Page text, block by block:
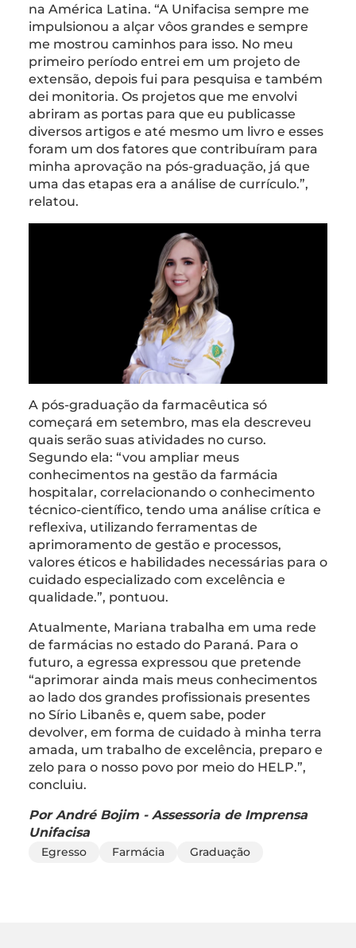
na América Latina. “A Unifacisa sempre me
impulsionou a alçar vôos grandes e sempre
me mostrou caminhos para isso. No meu
primeiro período entrei em um projeto de
extensão, depois fui para pesquisa e também
dei monitoria. Os projetos que me envolvi
abriram as portas para que eu publicasse
diversos artigos e até mesmo um livro e esses
foram um dos fatores que contribuíram para
minha aprovação na pós-graduação, já que
uma das etapas era a análise de currículo.”,
relatou.
A pós-graduação da farmacêutica só
começará em setembro, mas ela descreveu
quais serão suas atividades no curso.
Segundo ela: “vou ampliar meus
conhecimentos na gestão da farmácia
hospitalar, correlacionando o conhecimento
técnico-científico, tendo uma análise crítica e
reflexiva, utilizando ferramentas de
aprimoramento de gestão e processos,
valores éticos e habilidades necessárias para o
cuidado especializado com excelência e
qualidade.”, pontuou.
Atualmente, Mariana trabalha em uma rede
de farmácias no estado do Paraná. Para o
futuro, a egressa expressou que pretende
“aprimorar ainda mais meus conhecimentos
ao lado dos grandes profissionais presentes
no Sírio Libanês e, quem sabe, poder
devolver, em forma de cuidado à minha terra
amada, um trabalho de excelência, preparo e
zelo para o nosso povo por meio do HELP.”,
concluiu.
Por André Bojim - Assessoria de Imprensa
Unifacisa
Egresso Farmácia Graduação